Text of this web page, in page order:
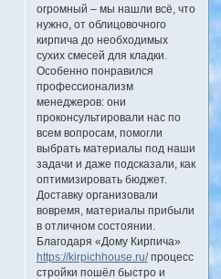
огромный – мы нашли всё, что
нужно, от облицовочного
кирпича до необходимых
сухих смесей для кладки.
Особенно понравился
профессионализм
менеджеров: они
проконсультировали нас по
всем вопросам, помогли
выбрать материалы под наши
задачи и даже подсказали, как
оптимизировать бюджет.
Доставку организовали
вовремя, материалы прибыли
в отличном состоянии.
Благодаря «Дому Кирпича»
https://kirpichhouse.ru/процесс
стройки пошёл быстро и